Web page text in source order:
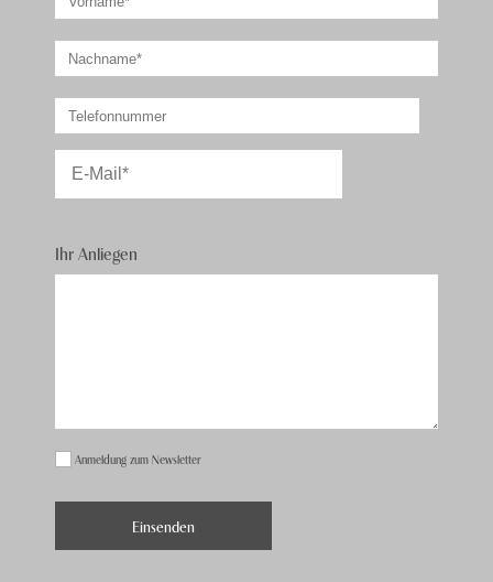
Ihr Anliegen
Anmeldung zum Newsletter